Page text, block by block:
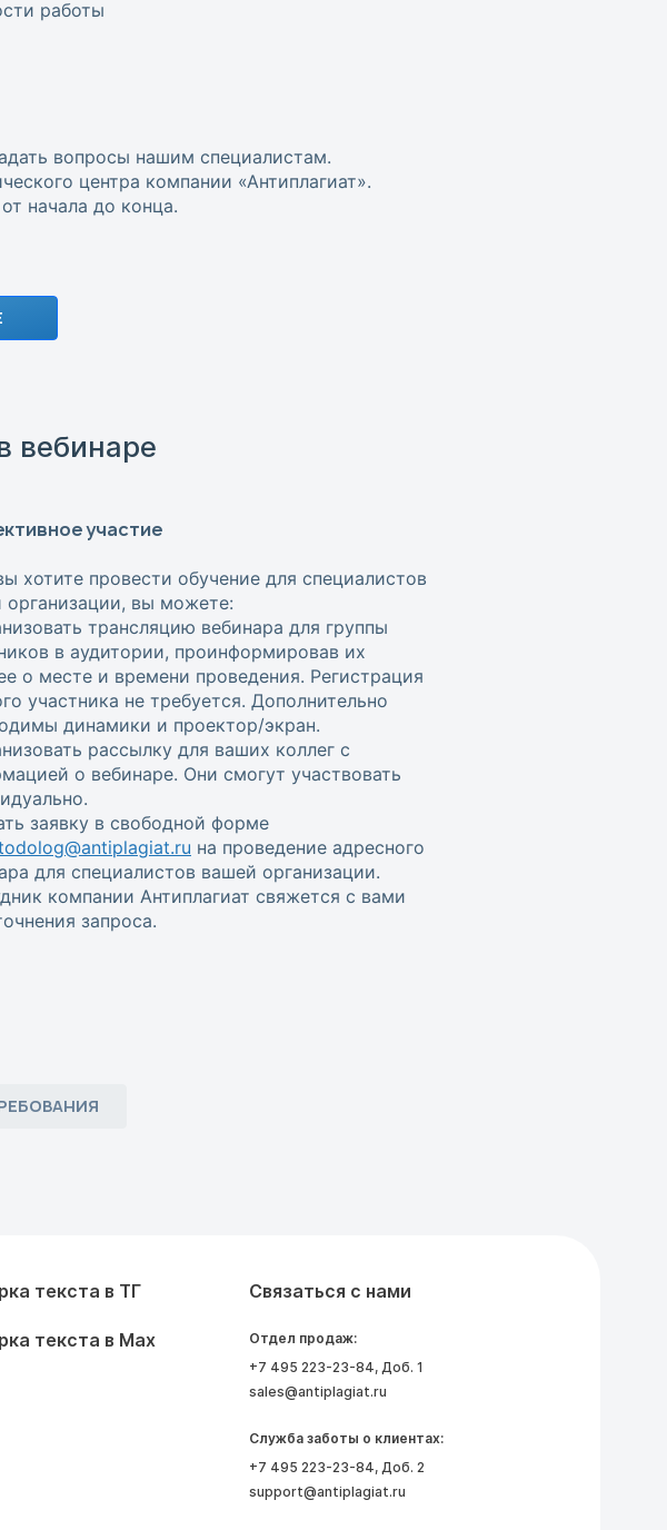
работы
вопросы нашим специалистам.
центра компании «Антиплагиат».
начала до конца.
вебинаре
участие
хотите провести обучение для специалистов
организации, вы можете:
трансляцию вебинара для группы
в аудитории, проинформировав их
о месте и времени проведения. Регистрация
участника не требуется. Дополнительно
динамики и проектор/экран.
рассылку для ваших коллег с
о вебинаре. Они смогут участвовать
заявку в свободной форме
на проведение адресного
для специалистов вашей организации.
компании Антиплагиат свяжется с вами
запроса.
текста в ТГ
текста в Max
Связаться с нами
Отдел продаж:
+7 495 223-23-84, Доб. 1
sales@antiplagiat.ru
Служба заботы о клиентах:
+7 495 223-23-84, Доб. 2
support@antiplagiat.ru